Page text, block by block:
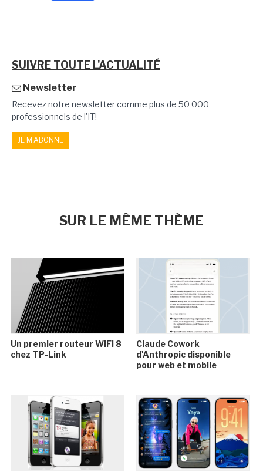
SUIVRE TOUTE L'ACTUALITÉ
Newsletter
Recevez notre newsletter comme plus de 50 000
professionnels de l'IT!
JE M'ABONNE
SUR LE MÊME THÈME
Un premier routeur WiFi 8
chez TP-Link
Claude Cowork
d'Anthropic disponible
pour web et mobile